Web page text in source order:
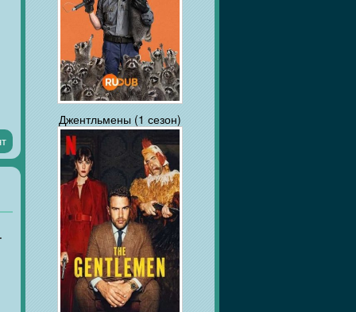
Джентльмены (1 сезон)